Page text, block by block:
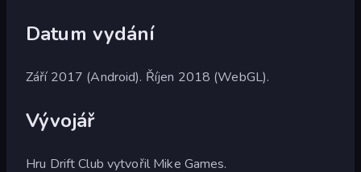
Datum vydání
Září 2017 (Android). Říjen 2018 (WebGL).
Vývojář
Hru Drift Club vytvořil Mike Games.